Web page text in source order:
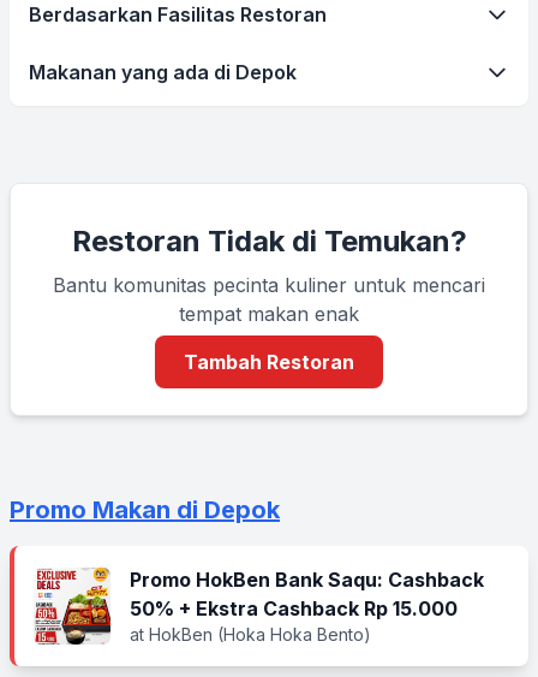
Berdasarkan Fasilitas Restoran
Makanan yang ada di Depok
Restoran Tidak di Temukan?
Bantu komunitas pecinta kuliner untuk mencari
tempat makan enak
Tambah Restoran
Promo Makan di Depok
Promo HokBen Bank Saqu: Cashback
50% + Ekstra Cashback Rp 15.000
at HokBen (Hoka Hoka Bento)